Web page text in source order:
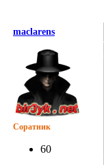
maclarens
Соратник
60